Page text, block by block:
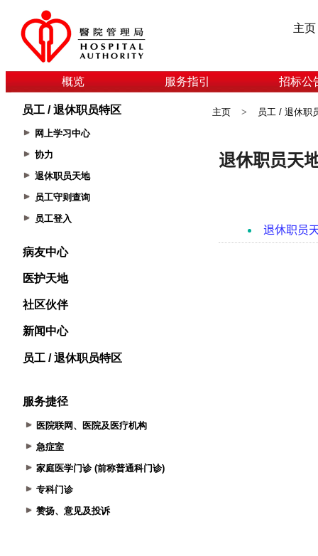
主页
概览 服务指引 招标公
员工 / 退休职员特区
网上学习中心
协力
退休职员天地
员工守则查询
员工登入
病友中心
医护天地
社区伙伴
新闻中心
员工 / 退休职员特区
服务捷径
医院联网、医院及医疗机构
急症室
家庭医学门诊 (前称普通科门诊)
专科门诊
赞扬、意见及投诉
主页 > 员工 / 退休职